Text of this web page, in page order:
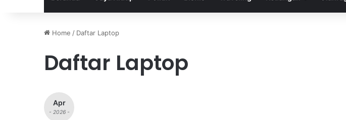
Home / Daftar Laptop
Daftar Laptop
Apr
- 2026 -